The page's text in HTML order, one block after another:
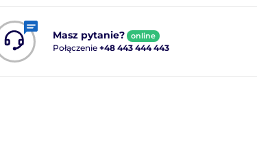
Masz pytanie? online
Połączenie +48 443 444 443